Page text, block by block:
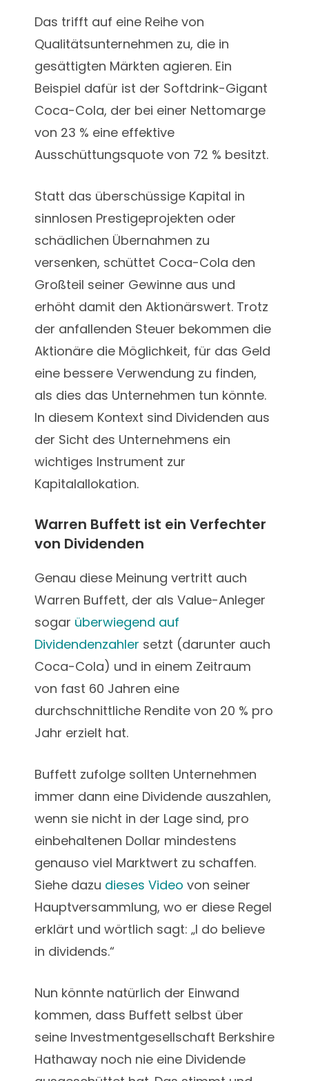
Das trifft auf eine Reihe von
Qualitätsunternehmen zu, die in
gesättigten Märkten agieren. Ein
Beispiel dafür ist der Softdrink-Gigant
Coca-Cola, der bei einer Nettomarge
von 23 % eine effektive
Ausschüttungsquote von 72 % besitzt.
Statt das überschüssige Kapital in
sinnlosen Prestigeprojekten oder
schädlichen Übernahmen zu
versenken, schüttet Coca-Cola den
Großteil seiner Gewinne aus und
erhöht damit den Aktionärswert. Trotz
der anfallenden Steuer bekommen die
Aktionäre die Möglichkeit, für das Geld
eine bessere Verwendung zu finden,
als dies das Unternehmen tun könnte.
In diesem Kontext sind Dividenden aus
der Sicht des Unternehmens ein
wichtiges Instrument zur
Kapitalallokation.
Warren Buffett ist ein Verfechter
von Dividenden
Genau diese Meinung vertritt auch
Warren Buffett, der als Value-Anleger
sogar überwiegend auf
Dividendenzahler setzt (darunter auch
Coca-Cola) und in einem Zeitraum
von fast 60 Jahren eine
durchschnittliche Rendite von 20 % pro
Jahr erzielt hat.
Buffett zufolge sollten Unternehmen
immer dann eine Dividende auszahlen,
wenn sie nicht in der Lage sind, pro
einbehaltenen Dollar mindestens
genauso viel Marktwert zu schaffen.
Siehe dazu dieses Video von seiner
Hauptversammlung, wo er diese Regel
erklärt und wörtlich sagt: „I do believe
in dividends.“
Nun könnte natürlich der Einwand
kommen, dass Buffett selbst über
seine Investmentgesellschaft Berkshire
Hathaway noch nie eine Dividende